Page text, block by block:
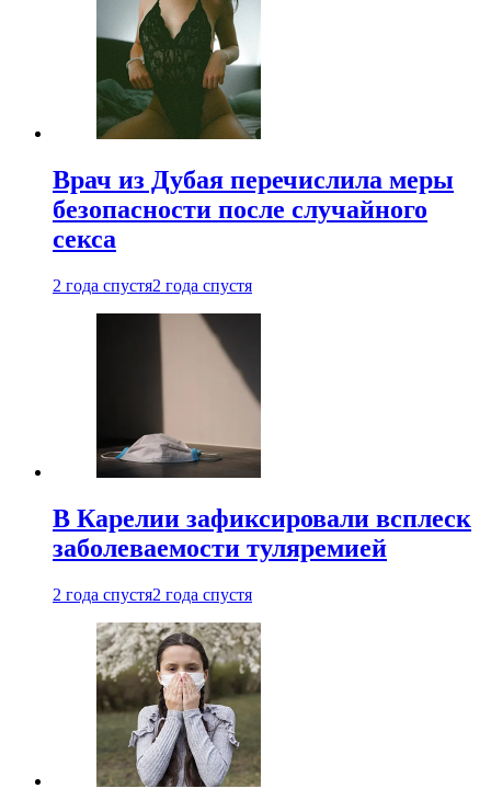
Врач из Дубая перечислила меры
безопасности после случайного
секса
2 года спустя2 года спустя
В Карелии зафиксировали всплеск
заболеваемости туляремией
2 года спустя2 года спустя